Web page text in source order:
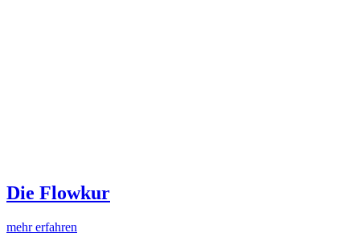
Die Flowkur
mehr erfahren